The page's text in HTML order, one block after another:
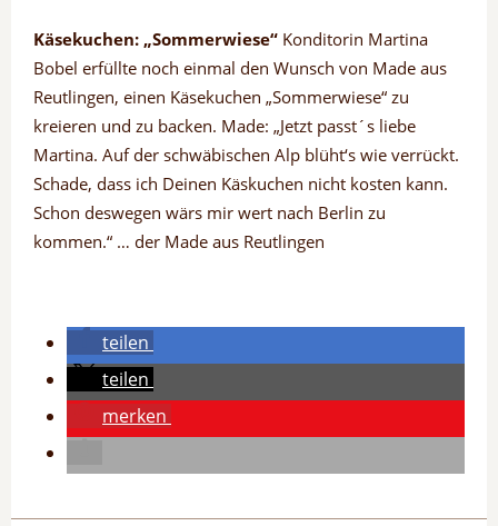
Käsekuchen: „Sommerwiese“ Konditorin Martina
Bobel erfüllte noch einmal den Wunsch von Made aus
Reutlingen, einen Käsekuchen „Sommerwiese“ zu
kreieren und zu backen. Made: „Jetzt passt´s liebe
Martina. Auf der schwäbischen Alp blüht‘s wie verrückt.
Schade, dass ich Deinen Käskuchen nicht kosten kann.
Schon deswegen wärs mir wert nach Berlin zu
kommen.“ … der Made aus Reutlingen
teilen
teilen
merken